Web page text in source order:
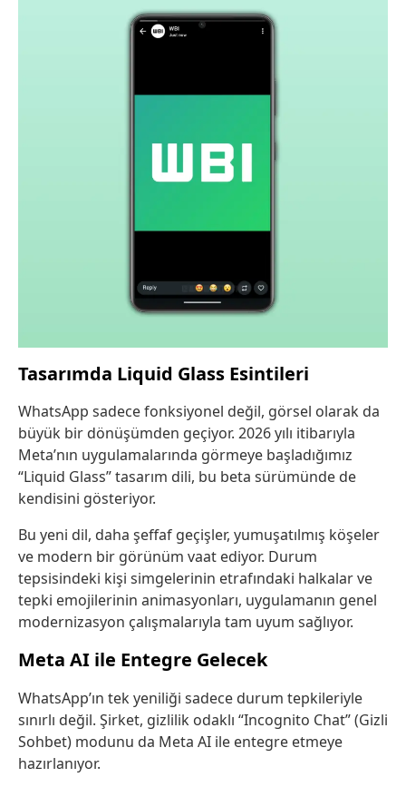
Tasarımda Liquid Glass Esintileri
WhatsApp sadece fonksiyonel değil, görsel olarak da
büyük bir dönüşümden geçiyor. 2026 yılı itibarıyla
Meta’nın uygulamalarında görmeye başladığımız
“Liquid Glass” tasarım dili, bu beta sürümünde de
kendisini gösteriyor.
Bu yeni dil, daha şeffaf geçişler, yumuşatılmış köşeler
ve modern bir görünüm vaat ediyor. Durum
tepsisindeki kişi simgelerinin etrafındaki halkalar ve
tepki emojilerinin animasyonları, uygulamanın genel
modernizasyon çalışmalarıyla tam uyum sağlıyor.
Meta AI ile Entegre Gelecek
WhatsApp’ın tek yeniliği sadece durum tepkileriyle
sınırlı değil. Şirket, gizlilik odaklı “Incognito Chat” (Gizli
Sohbet) modunu da Meta AI ile entegre etmeye
hazırlanıyor.